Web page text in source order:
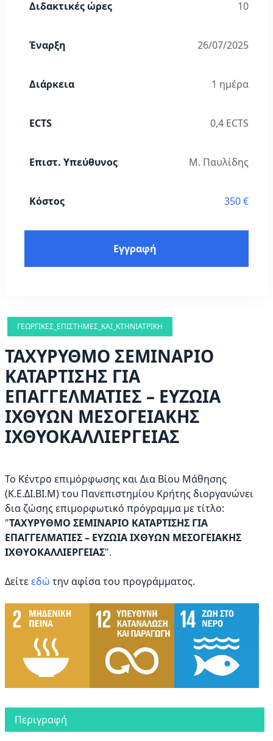
Διδακτικές ώρες 10
Έναρξη 26/07/2025
Διάρκεια 1 ημέρα
ECTS 0,4 ECTS
Επιστ. Υπεύθυνος Μ. Παυλίδης
Κόστος 350 €
Εγγραφή
ΓΕΩΡΓΙΚΈΣ_ΕΠΙΣΤΉΜΕΣ_ΚΑΙ_ΚΤΗΝΙΑΤΡΙΚΉ
ΤΑΧΥΡΥΘΜΟ ΣΕΜΙΝΑΡΙΟ
ΚΑΤΑΡΤΙΣΗΣ ΓΙΑ
ΕΠΑΓΓΕΛΜΑΤΙΕΣ – ΕΥΖΩΙΑ
ΙΧΘΥΩΝ ΜΕΣΟΓΕΙΑΚΗΣ
ΙΧΘΥΟΚΑΛΛΙΕΡΓΕΙΑΣ
Το Κέντρο επιμόρφωσης και Δια Βίου Μάθησης
(Κ.Ε.ΔΙ.ΒΙ.Μ) του Πανεπιστημίου Κρήτης διοργανώνει
δια ζώσης επιμορφωτικό πρόγραμμα με τίτλο:
"ΤΑΧΥΡΥΘΜΟ ΣΕΜΙΝΑΡΙΟ ΚΑΤΑΡΤΙΣΗΣ ΓΙΑ
ΕΠΑΓΓΕΛΜΑΤΙΕΣ – ΕΥΖΩΙΑ ΙΧΘΥΩΝ ΜΕΣΟΓΕΙΑΚΗΣ
ΙΧΘΥΟΚΑΛΛΙΕΡΓΕΙΑΣ".
Δείτεεδώ την αφίσα του προγράμματος.
Περιγραφή